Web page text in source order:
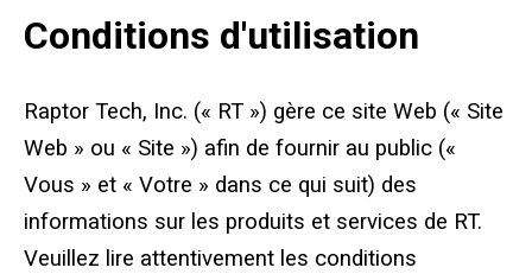
Tapis standard
Tapis pour grues personnalisés
Tapis pour grue sur chenilles
Location de tapis pour grues
Conditions d'utilisation
Raptor Tech, Inc. (« RT ») gère ce site Web (« Site
Web » ou « Site ») afin de fournir au public («
Vous » et « Votre » dans ce qui suit) des
informations sur les produits et services de RT.
Veuillez lire attentivement les conditions